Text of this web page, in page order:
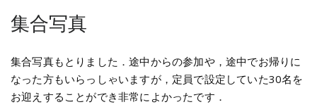
集合写真
集合写真もとりました．途中からの参加や，途中でお帰りに
なった方もいらっしゃいますが，定員で設定していた30名を
お迎えすることができ非常によかったです．